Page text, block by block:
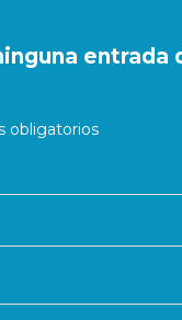
entrada
obligatorios